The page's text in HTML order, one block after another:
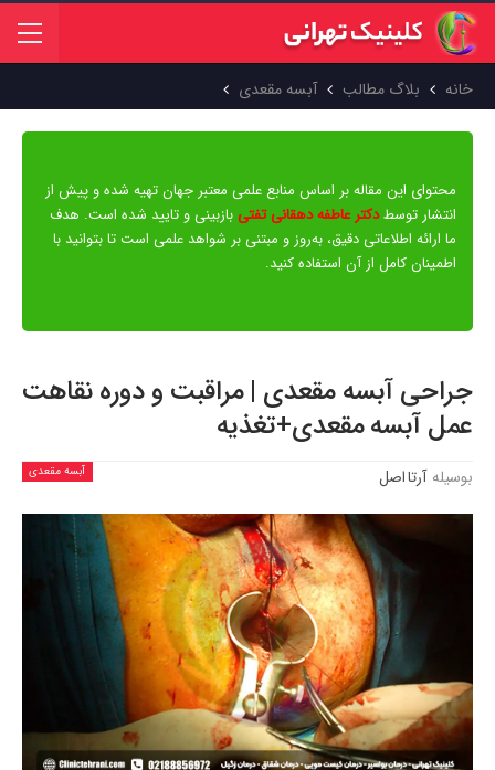
خانه بلاگ مطالب آبسه مقعدی
محتوای این مقاله بر اساس منابع علمی معتبر جهان تهیه شده و پیش از
انتشار توسطدکتر عاطفه دهقانی تفتی بازبینی و تایید شده است. هدف
ما ارائه اطلاعاتی دقیق، به‌روز و مبتنی بر شواهد علمی است تا بتوانید با
اطمینان کامل از آن استفاده کنید.
جراحی آبسه مقعدی | مراقبت و دوره نقاهت
عمل آبسه مقعدی+تغذیه
آبسه مقعدی بوسیله آرتا اصل